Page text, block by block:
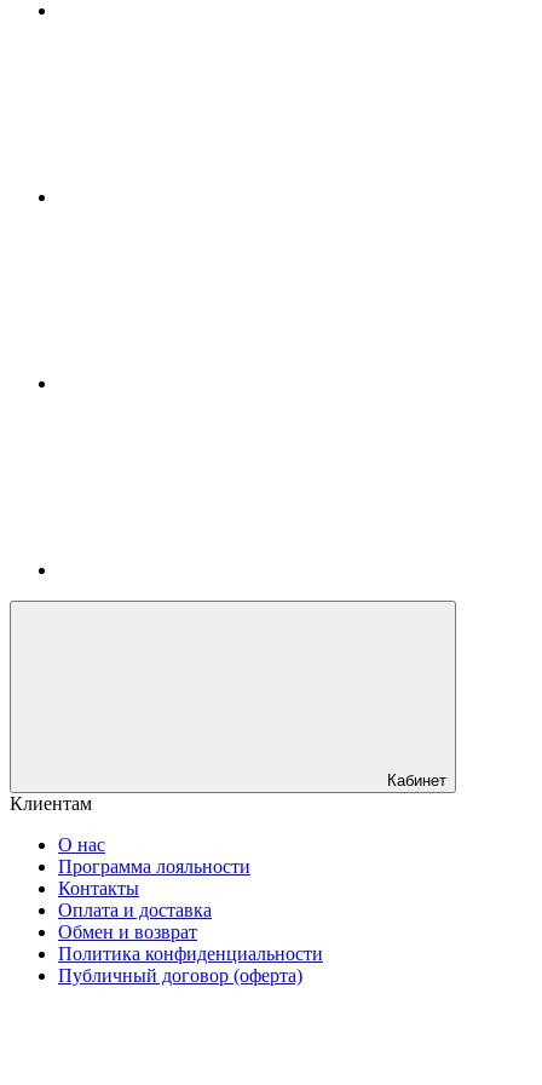
Кабинет
Клиентам
О нас
Программа лояльности
Контакты
Оплата и доставка
Обмен и возврат
Политика конфиденциальности
Публичный договор (оферта)